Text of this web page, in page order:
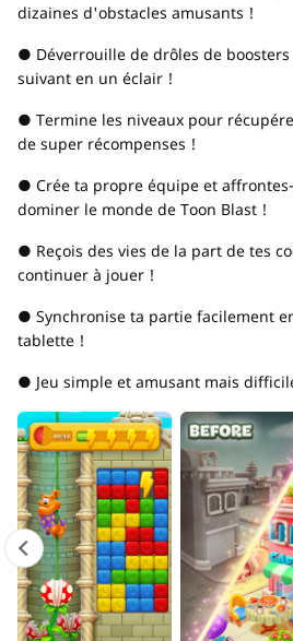
dizaines d'obstacles amusants !
● Déverrouille de drôles de
suivant en un éclair !
● Termine les niveaux pour
de super récompenses !
● Crée ta propre équipe et
dominer le monde de Toon Blast !
● Reçois des vies de la part de tes
continuer à jouer !
● Synchronise ta partie facilement
tablette !
● Jeu simple et amusant mais